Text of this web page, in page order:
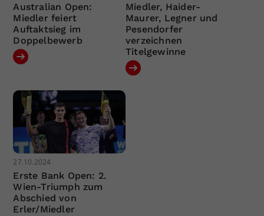
Australian Open:
Miedler feiert
Auftaktsieg im
Doppelbewerb
Miedler, Haider-
Maurer, Legner und
Pesendorfer
verzeichnen
Titelgewinne
27.10.2024
Erste Bank Open: 2.
Wien-Triumph zum
Abschied von
Erler/Miedler